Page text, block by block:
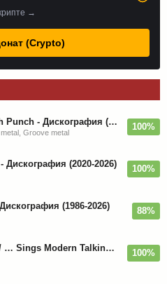
→
(Crypto)
Five Finger Death Punch - Дискография (2008-2026)
Groove metal
100%
Дискография (2020-2026) 100%
(1986-2026) 88%
Thomas Anders / … Sings Modern Talking: The Best hi-res 100%